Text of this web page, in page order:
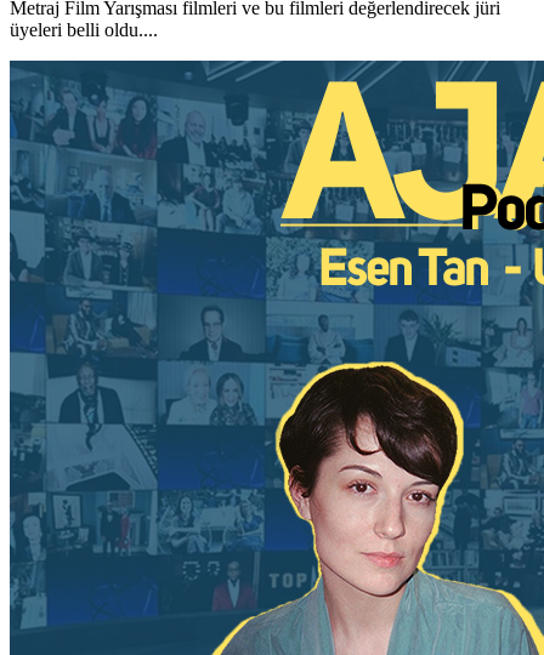
Metraj Film Yarışması filmleri ve bu filmleri değerlendirecek jüri
üyeleri belli oldu....